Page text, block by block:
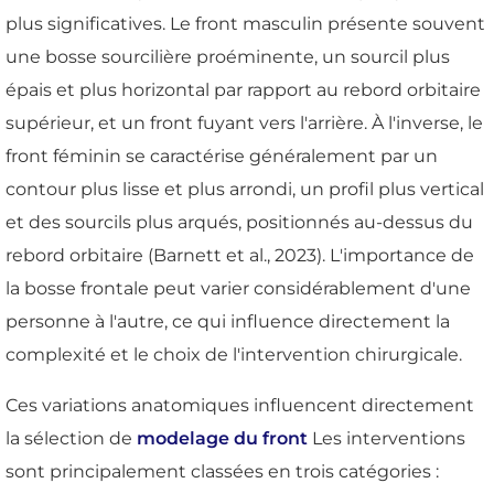
plus significatives. Le front masculin présente souvent
une bosse sourcilière proéminente, un sourcil plus
épais et plus horizontal par rapport au rebord orbitaire
supérieur, et un front fuyant vers l'arrière. À l'inverse, le
front féminin se caractérise généralement par un
contour plus lisse et plus arrondi, un profil plus vertical
et des sourcils plus arqués, positionnés au-dessus du
rebord orbitaire (Barnett et al., 2023). L'importance de
la bosse frontale peut varier considérablement d'une
personne à l'autre, ce qui influence directement la
complexité et le choix de l'intervention chirurgicale.
Ces variations anatomiques influencent directement
la sélection de modelage du front Les interventions
sont principalement classées en trois catégories :